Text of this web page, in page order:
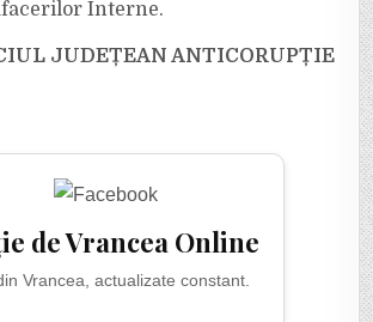
Interne.
JUDEȚEAN ANTICORUPȚIE
de Vrancea Online
Vrancea, actualizate constant.